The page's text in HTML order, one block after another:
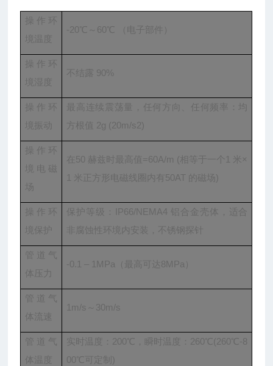
操作环
境温度
-20℃～60℃ （电子部件）
操作环
境湿度
不结露 90%
操作环
境振动
最高连续震荡量，任何方向、任何频率：均
方根值 2g (20m/s2)
操作环
境电磁
场
在50 赫兹时最高值=60A/m (相等于一个1 米×
1 米正方形电磁线圈内有50AT 的磁场)
操作环
境保护
保护等级：IP66/NEMA4 铝合金壳体，适合
非腐蚀性环境内安装，不锈钢探针
管道气
体压力
-0.1 – 1MPa（最高可达8MPa）
管道气
体流速
1m/s～30m/s
管道气
体温度
实时温度：200℃，瞬时温度：260℃(260℃-8
00℃可定制)